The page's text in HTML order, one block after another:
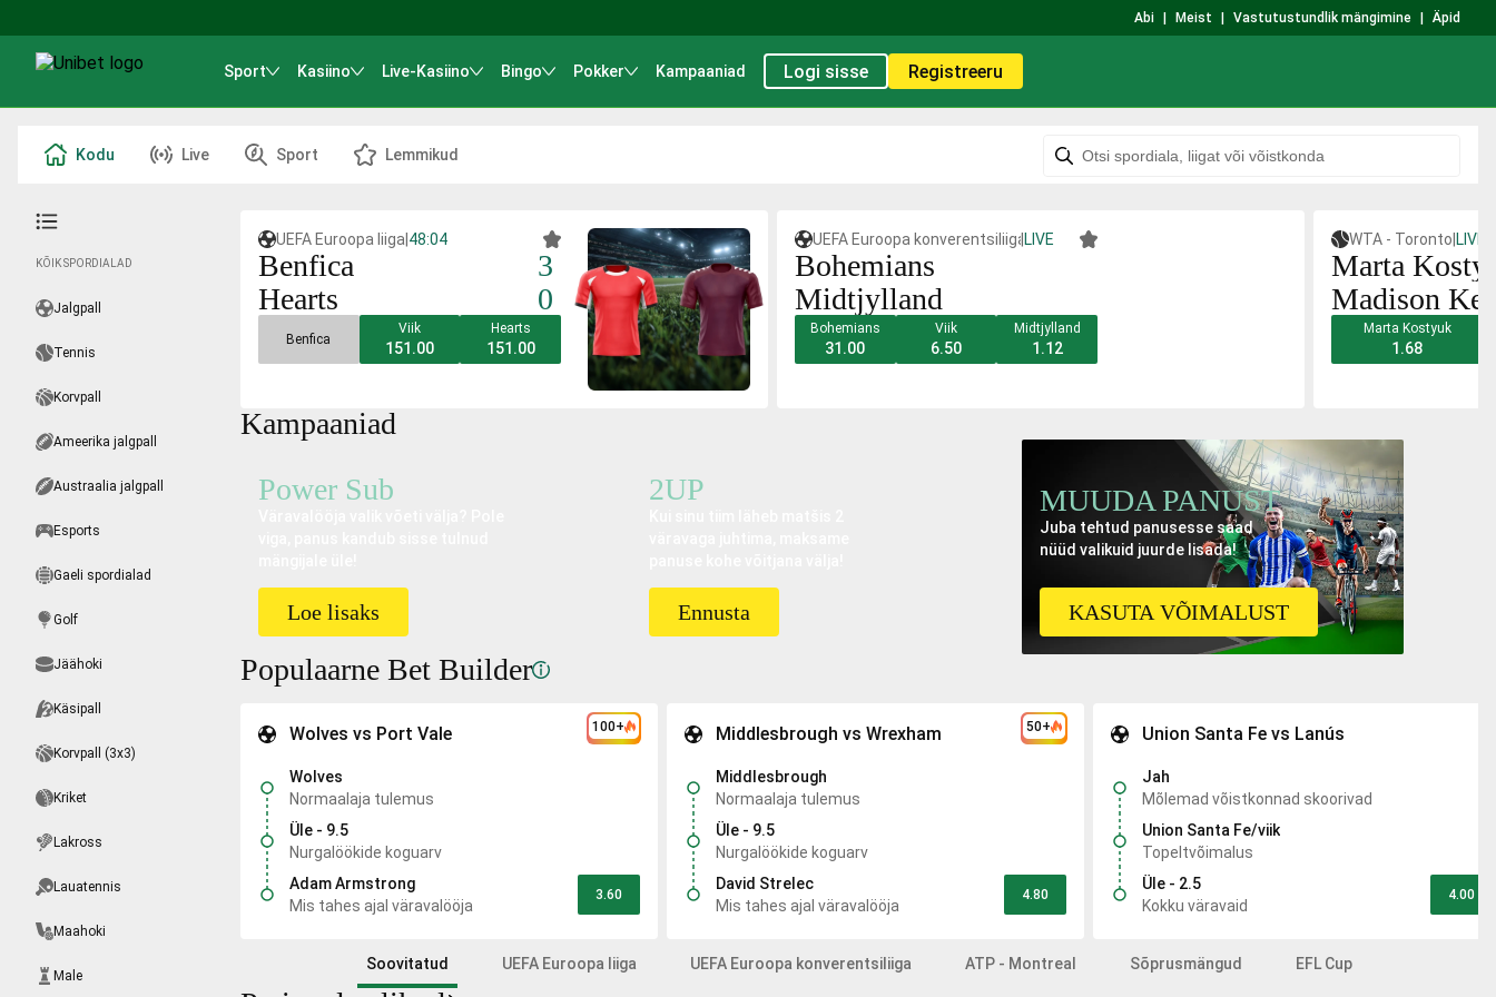
Abi Meist Vastutustundlik mängimine Äpid
Sport Kasiino Live-Kasiino Bingo Pokker Kampaaniad Logi sisse Registreeru
Kodu Live Sport Lemmikud
KÕIK SPORDIALAD
Jalgpall
Tennis
Korvpall
Ameerika jalgpall
Austraalia jalgpall
Esports
Gaeli spordialad
Golf
Jäähoki
Käsipall
Korvpall (3x3)
Kriket
Lakross
Lauatennis
Maahoki
Male
UEFA Euroopa liiga 48:04
Benfica
Hearts
3
0
Benfica
Viik
151.00
Hearts
151.00
UEFA Euroopa konverentsiliiga LIVE
Bohemians
Midtjylland
Bohemians
31.00
Viik
6.50
Midtjylland
1.12
WTA - Toronto LIVE
Marta
Madison
Marta Kostyuk
1.68
Kampaaniad
Power Sub
Loe lisaks
2UP
Ennusta
MUUDA PANUST
Juba tehtud panusesse saad
nüüd valikuid juurde lisada!
KASUTA VÕIMALUST
Populaarne Bet Builder
100+
Wolves vs Port Vale
Wolves
Normaalaja tulemus
Üle - 9.5
Nurgalöökide koguarv
Adam Armstrong
Mis tahes ajal väravalööja
3.60
50+
Middlesbrough vs Wrexham
Middlesbrough
Normaalaja tulemus
Üle - 9.5
Nurgalöökide koguarv
David Strelec
Mis tahes ajal väravalööja
4.80
Union Santa Fe vs Lanús
Jah
Mõlemad võistkonnad skoorivad
Union Santa Fe/viik
Topeltvõimalus
Üle - 2.5
Kokku väravaid
4.00
Soovitatud UEFA Euroopa liiga UEFA Euroopa konverentsiliiga ATP - Montreal Sõprusmängud EFL Cup